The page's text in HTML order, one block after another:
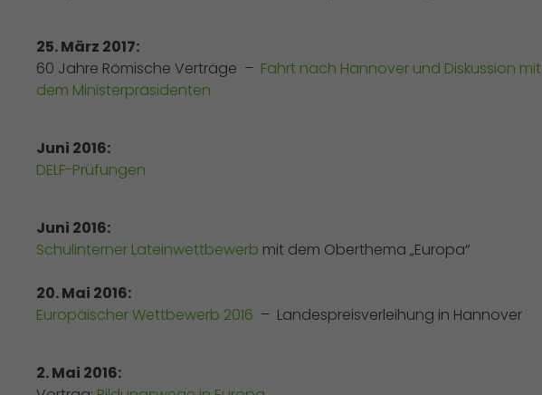
25. März 2017:
60 Jahre Römische Verträge – Fahrt nach Hannover und Diskussion mit
dem Ministerpräsidenten
Juni 2016:
DELF-Prüfungen
Juni 2016:
Schulinterner Lateinwettbewerb mit dem Oberthema „Europa“
20. Mai 2016:
Europäischer Wettbewerb 2016 – Landespreisverleihung in Hannover
2. Mai 2016: